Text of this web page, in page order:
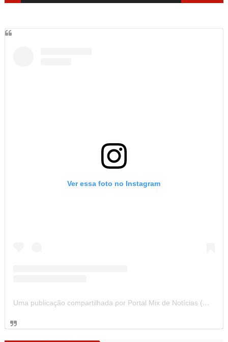
Ver essa foto no Instagram
Uma publicação compartilhada por Portal Mix de Notícias (@portalmixdenoticias)